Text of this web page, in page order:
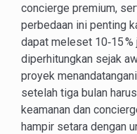
concierge premium,
perbedaan ini penting
dapat meleset 10‑15
diperhitungkan sejak
proyek
setelah tiga bulan
keamanan dan
hampir setara dengan